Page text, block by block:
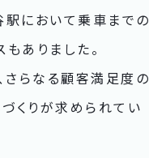
駅において乗車までの
ありました。
さらなる顧客満足度の
くりが求められてい